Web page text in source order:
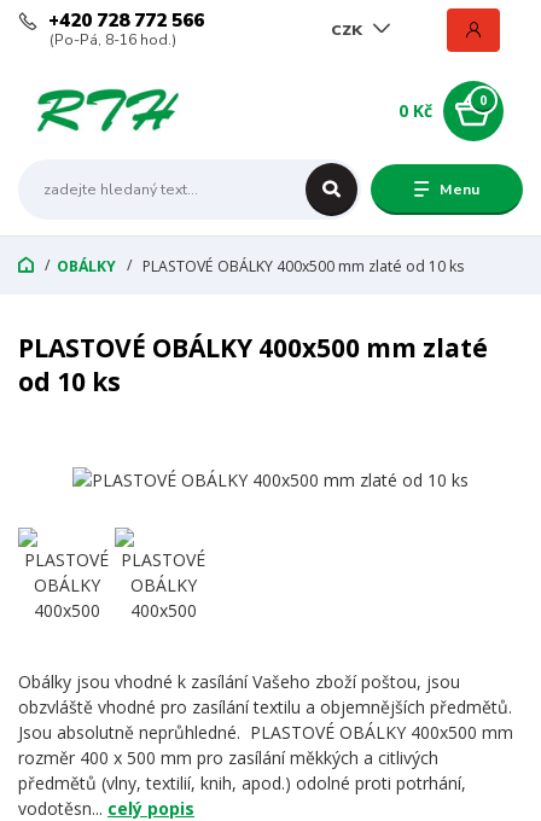
Menu
CZK
+420 728 772 566
(Po-Pá, 8-16 hod.)
0
0 Kč
OBÁLKY PLASTOVÉ OBÁLKY 400x500 mm zlaté od 10 ks
PLASTOVÉ OBÁLKY 400x500 mm zlaté
od 10 ks
Obálky jsou vhodné k zasílání Vašeho zboží poštou, jsou
obzvláště vhodné pro zasílání textilu a objemnějších předmětů.
Jsou absolutně neprůhledné. PLASTOVÉ OBÁLKY 400x500 mm
rozměr 400 x 500 mm pro zasílání měkkých a citlivých
předmětů (vlny, textilií, knih, apod.) odolné proti potrhání,
vodotěsn... celý popis